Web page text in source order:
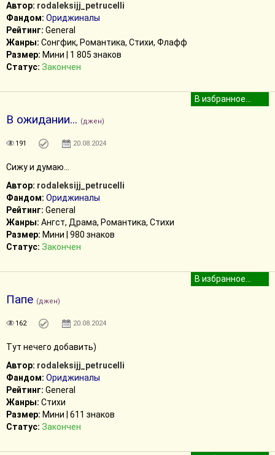
Автор: rodaleksijj_petrucelli
Фандом: Ориджиналы
Рейтинг: General
Жанры: Сонгфик, Романтика, Стихи, Флафф
Размер: Мини | 1 805 знаков
Статус: Закончен
В ожидании... (джен)
191 20.08.2024
Сижу и думаю...
Автор: rodaleksijj_petrucelli
Фандом: Ориджиналы
Рейтинг: General
Жанры: Ангст, Драма, Романтика, Стихи
Размер: Мини | 980 знаков
Статус: Закончен
Папе (джен)
162 20.08.2024
Тут нечего добавить)
Автор: rodaleksijj_petrucelli
Фандом: Ориджиналы
Рейтинг: General
Жанры: Стихи
Размер: Мини | 611 знаков
Статус: Закончен